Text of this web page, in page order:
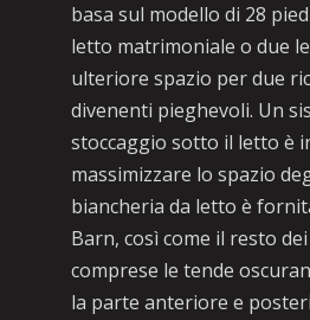
basa sul modello di 28
letto matrimoniale o due
ulteriore spazio per due
divenenti pieghevoli. Un
stoccaggio sotto il letto è
massimizzare lo spazio
biancheria da letto è
Barn, così come il resto
comprese le tende
la parte anteriore e